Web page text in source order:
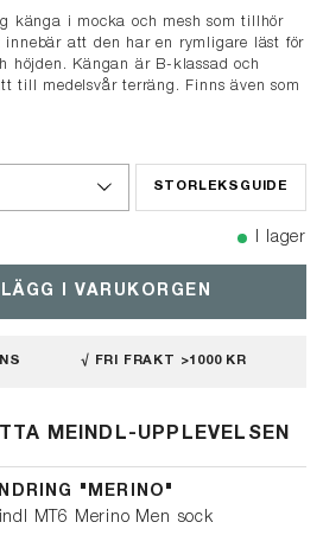
känga i mocka och mesh som tillhör
att den har en rymligare läst för
höjden. Kängan är B-klassad och
till medelsvår terräng. Finns även som
STORLEKSGUIDE
I lager
LÄGG I VARUKORGEN
√ FRI FRAKT >1000 KR
MEINDL-UPPLEVELSEN
"MERINO"
MT6 Merino Men sock